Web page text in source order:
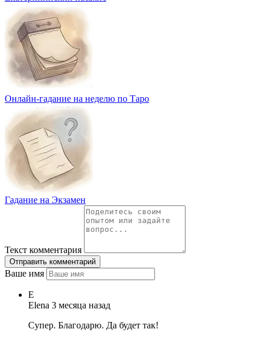
Онлайн-гадание на неделю по Таро
Гадание на Экзамен
Текст комментария
Отправить комментарий
Ваше имя
E
Elena 3 месяца назад
Супер. Благодарю. Да будет так!